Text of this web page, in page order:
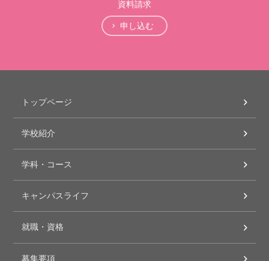
資料請求
申し込む
トップページ
学校紹介
学科・コース
キャンパスライフ
就職・資格
募集要項